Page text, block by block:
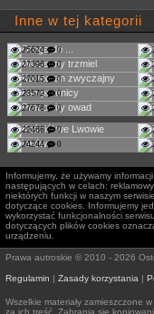
Inne w tej kategorii
25624 0
27396 0
27015 0
23572 0
27678 0
22466 0
24244 0
Informujemy, że używamy
następujących w celach:
niektórych funkcji w naszym
dotyczące cookies. Informujemy
wykorzystać funkcjonalności
dotyczących plików cookies
urządzeniu.
Prawa autroskie © 2010 - 2026
Regulamin | Zasady korzystania |
Wszelkie materiały zamieszczone
za ich treść. Zabrania się